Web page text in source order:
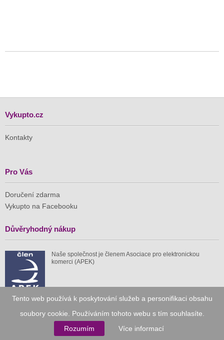
Tento web používá k poskytování služeb a personifikaci obsahu
soubory cookie. Používáním tohoto webu s tím souhlasíte.
Rozumím
Více informací
Vykupto.cz
Kontakty
Pro Vás
Doručení zdarma
Vykupto na Facebooku
Důvěryhodný nákup
Naše společnost je členem Asociace pro elektronickou
komerci (APEK)
Již od roku 2010